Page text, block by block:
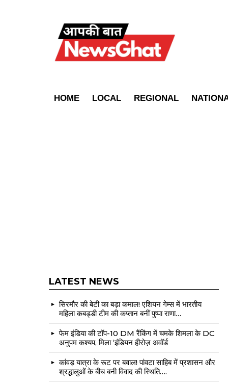
HOME LOCAL REGIONAL
LATEST NEWS
सिरमौर की बेटी का बड़ा कमाल! एशियन गेम्स में भारतीय
महिला कबड्डी टीम की कप्तान बनीं पुष्पा राणा…
फेम इंडिया की टॉप-10 DM रैंकिंग में चमके शिमला के DC
अनुपम कश्यप, मिला ‘इंडियन हीरोज़ अवॉर्ड
कांवड़ यात्रा के रूट पर बवाल! पांवटा साहिब में प्रशासन और
श्रद्धालुओं के बीच बनी विवाद की स्थिति….